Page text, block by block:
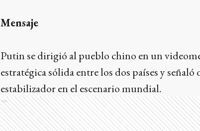
Mensaje
Putin se dirigió al pueblo chino en un
estratégica sólida entre los dos países y
estabilizador en el escenario mundial.
Ads